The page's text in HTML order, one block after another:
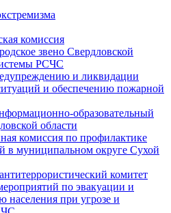
комиссия
звено Свердловской
РСЧС
и ликвидации
и обеспечению пожарной
образовательный
области
комиссия по профилактике
в муниципальном округе Сухой
комитет
по эвакуации и
населения при угрозе и